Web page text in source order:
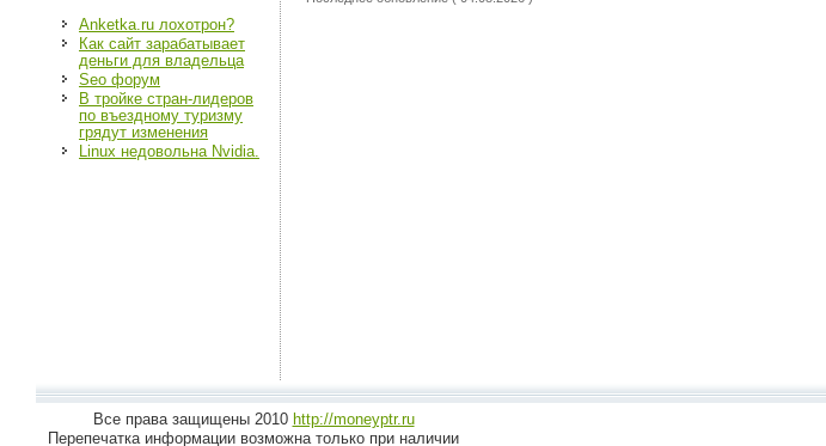
Anketka.ru лохотрон?
Как сайт зарабатывает
деньги для владельца
Seo форум
В тройке стран-лидеров
по въездному туризму
грядут изменения
Linux недовольна Nvidia.
Все права защищены 2010 http://moneyptr.ru
Перепечатка информации возможна только при наличии